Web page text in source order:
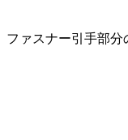
ファスナー引手部分